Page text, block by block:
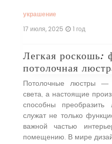
украшение
17 июля, 2025 1 год
Легкая роскошь:
потолочная
Потолочные люстры —
света, а настоящие
способны
служат не только
важной частью
помещению. В мире